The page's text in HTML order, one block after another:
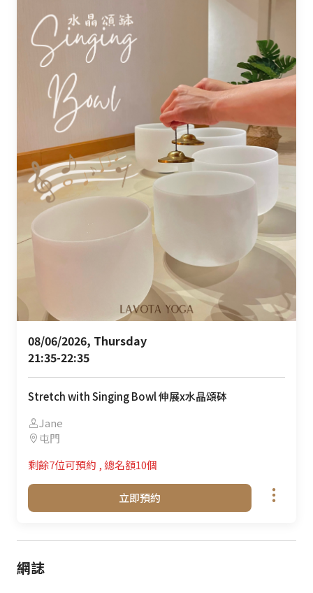
08/06/2026, Thursday
21:35-22:35
Stretch with Singing Bowl 伸展x水晶頌砵
Jane
屯門
剩餘7位可預約 ,總名額10個
立即預約
網誌